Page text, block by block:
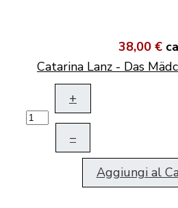
38,00 €
Catarina Lanz - Das
+
–
Aggiungi al